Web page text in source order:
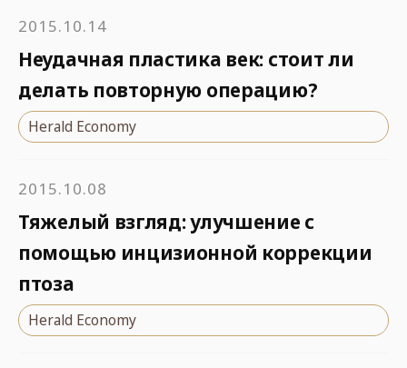
2015.10.14
Неудачная пластика век: стоит ли
делать повторную операцию?
Herald Economy
2015.10.08
Тяжелый взгляд: улучшение с
помощью инцизионной коррекции
птоза
Herald Economy